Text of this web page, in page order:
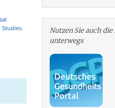
Nutzen Sie auch
unterwegs